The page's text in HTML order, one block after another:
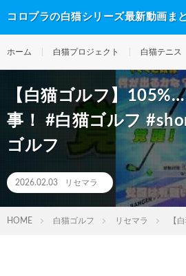
コロプラの白猫シリーズ最新動画ま
ホーム 白猫プロジェクト 白猫テニス
【白猫ゴルフ】
事！ #白猫ゴルフ
ゴルフ
2026.02.03 リセマラ
HOME 白猫ゴルフ リセマラ 【